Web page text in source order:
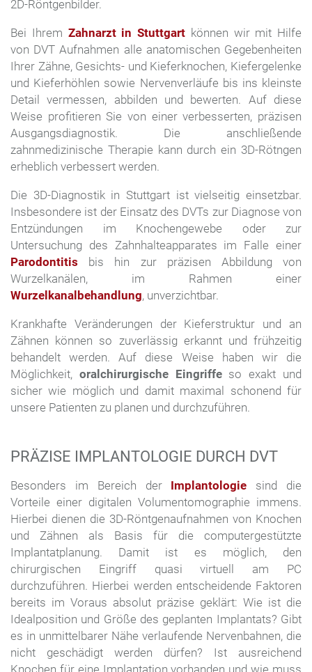
2D-Röntgenbilder.
Bei Ihrem Zahnarzt in Stuttgart können wir mit Hilfe
von DVT Aufnahmen alle anatomischen Gegebenheiten
Ihrer Zähne, Gesichts- und Kieferknochen, Kiefergelenke
und Kieferhöhlen sowie Nervenverläufe bis ins kleinste
Detail vermessen, abbilden und bewerten. Auf diese
Weise profitieren Sie von einer verbesserten, präzisen
Ausgangsdiagnostik. Die anschließende
zahnmedizinische Therapie kann durch ein 3D-Rötngen
erheblich verbessert werden.
Die 3D-Diagnostik in Stuttgart ist vielseitig einsetzbar.
Insbesondere ist der Einsatz des DVTs zur Diagnose von
Entzündungen im Knochengewebe oder zur
Untersuchung des Zahnhalteapparates im Falle einer
Parodontitis bis hin zur präzisen Abbildung von
Wurzelkanälen, im Rahmen einer
Wurzelkanalbehandlung, unverzichtbar.
Krankhafte Veränderungen der Kieferstruktur und an
Zähnen können so zuverlässig erkannt und frühzeitig
behandelt werden. Auf diese Weise haben wir die
Möglichkeit, oralchirurgische Eingriffeso exakt und
sicher wie möglich und damit maximal schonend für
unsere Patienten zu planen und durchzuführen.
PRÄZISE IMPLANTOLOGIE DURCH DVT
Besonders im Bereich der Implantologie sind die
Vorteile einer digitalen Volumentomographie immens.
Hierbei dienen die 3D-Röntgenaufnahmen von Knochen
und Zähnen als Basis für die computergestützte
Implantatplanung. Damit ist es möglich, den
chirurgischen Eingriff quasi virtuell am PC
durchzuführen. Hierbei werden entscheidende Faktoren
bereits im Voraus absolut präzise geklärt: Wie ist die
Idealposition und Größe des geplanten Implantats? Gibt
es in unmittelbarer Nähe verlaufende Nervenbahnen, die
nicht geschädigt werden dürfen? Ist ausreichend